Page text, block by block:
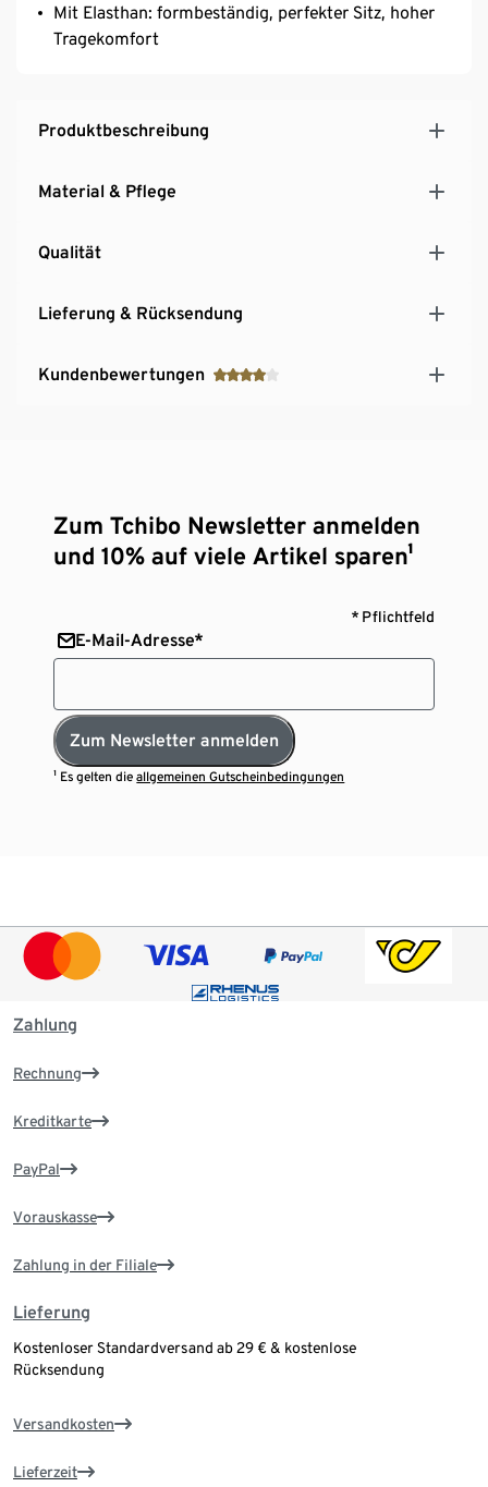
Mit Elasthan: formbeständig, perfekter Sitz, hoher
Tragekomfort
Produktbeschreibung
Material & Pflege
Qualität
Lieferung & Rücksendung
Kundenbewertungen
Zum Tchibo Newsletter anmelden
und 10% auf viele Artikel sparen¹
* Pflichtfeld
E-Mail-Adresse*
Zum Newsletter anmelden
¹ Es gelten dieallgemeinen Gutscheinbedingungen
Zahlung
Rechnung
Kreditkarte
PayPal
Vorauskasse
Zahlung in der Filiale
Lieferung
Kostenloser Standardversand ab 29 € & kostenlose
Rücksendung
Versandkosten
Lieferzeit